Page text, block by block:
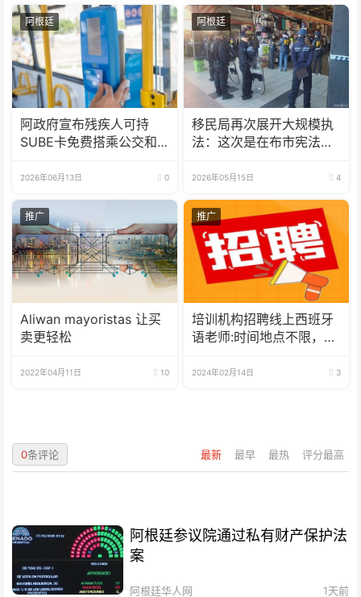
阿根廷
阿政府宣布残疾人可持
SUBE卡免费搭乘公交和
2026年06月13日 0
阿根廷
移民局再次展开大规模执
法：这次是在布市宪法火
2026年05月15日 4
推广
Aliwan mayoristas 让买
卖更轻松
2022年04月11日 10
推广
培训机构招聘线上西班牙
语老师:时间地点不限，可
2024年02月14日 3
最新 最早 最热 评分最高
0条评论
阿根廷参议院通过私有财产保护法
案
阿根廷华人网 1天前